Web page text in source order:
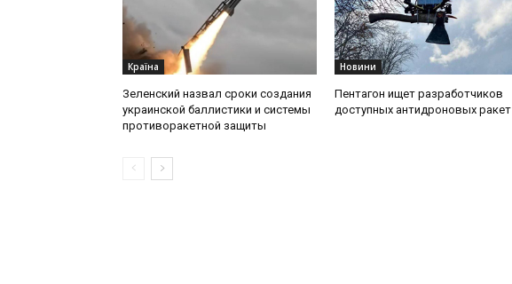
Країна
Зеленский назвал сроки создания
украинской баллистики и системы
противоракетной защиты
Новини
Пентагон ищет разработчиков
доступных антидроновых ракет